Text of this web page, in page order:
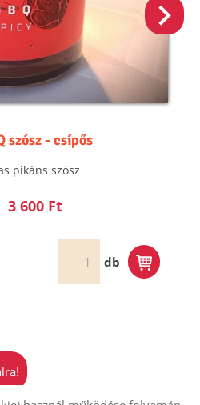
szósz - csípős
pikáns szósz
3 600 Ft
db